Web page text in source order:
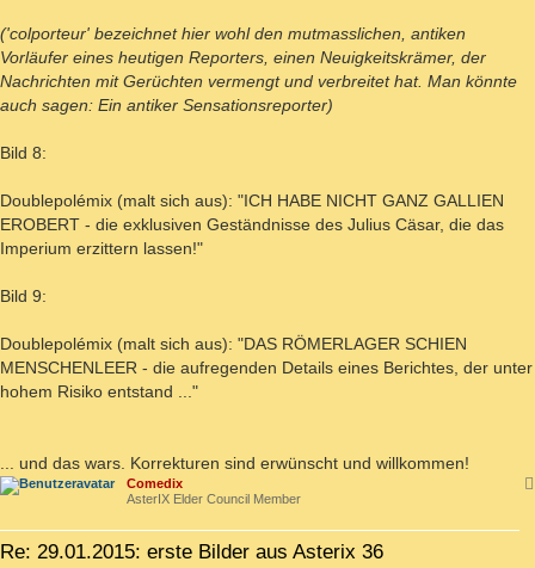
('colporteur' bezeichnet hier wohl den mutmasslichen, antiken
Vorläufer eines heutigen Reporters, einen Neuigkeitskrämer, der
Nachrichten mit Gerüchten vermengt und verbreitet hat. Man könnte
auch sagen: Ein antiker Sensationsreporter)
Bild 8:
Doublepolémix (malt sich aus): "ICH HABE NICHT GANZ GALLIEN
EROBERT - die exklusiven Geständnisse des Julius Cäsar, die das
Imperium erzittern lassen!"
Bild 9:
Doublepolémix (malt sich aus): "DAS RÖMERLAGER SCHIEN
MENSCHENLEER - die aufregenden Details eines Berichtes, der unter
hohem Risiko entstand ..."
... und das wars. Korrekturen sind erwünscht und willkommen!
Comedix
AsterIX Elder Council Member
Re: 29.01.2015: erste Bilder aus Asterix 36